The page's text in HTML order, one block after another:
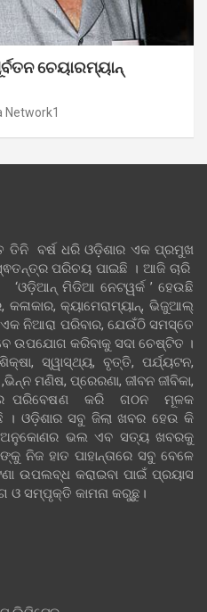
ଚେୟାରମ୍ୟାନ୍
Network1
ତିନି ବର୍ଷ ଧରି ଓଡ଼ିଶାର ଏକ ପ୍ରମୁଖ
ପରିଚୟ ପାଇଛି । ଆଜି ଚାରି
‘ଓଡ଼ିଆନ୍‍ ମିଡିଆ ନେଟୱର୍କ ’ ହେଉଛି
କଳାକାର, କ୍ୟାମେରାମ୍ୟାନ୍, ଭିଜୁଆଲ୍
ନିଆରା ପରିବାର, ଯେଉଁଠି ସମସ୍ତେ
ଉପଯୋଗ କରିବାକୁ ସଦା ଚେଷ୍ଟିତ ।
ସ୍ୱାସ୍ଥ୍ୟ, ବୃତ୍ତି, ପର୍ଯ୍ୟଟନ,
ମଣିଷ, ପ୍ରେରଣା, ଜୀବନ ଜୀବିକା,
ପରିବେଷଣ କରି ଗଠନ ମୂଳକ
। ଓଡ଼ିଶାର ସବୁ ଜିଲା ଖବର ହେଉ କି
ଭଲ ଏବ ସତ୍ୟ ଖବରକୁ
ନିଜ ହାତ ପାହାନ୍ତାରେ ସବୁ ବେଳେ
ଉପଲବ୍ଧ କରାଇବା ପାଇଁ ପ୍ରୟାସ
ସମ୍ପୃକ୍ତି କାମନା କରୁଛୁ।